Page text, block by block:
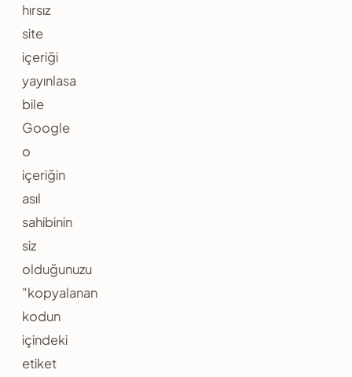
hırsız
site
içeriği
yayınlasa
bile
Google
o
içeriğin
asıl
sahibinin
siz
olduğunuzu
"kopyalanan
kodun
içindeki
etiket